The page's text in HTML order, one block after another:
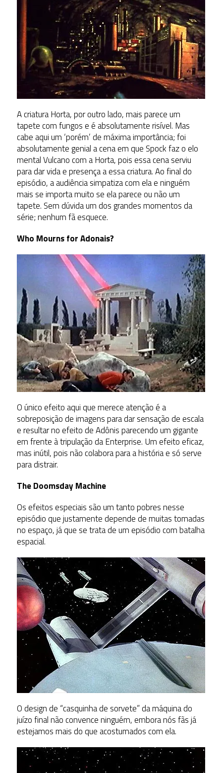
A criatura Horta, por outro lado, mais parece um
tapete com fungos e é absolutamente risível. Mas
cabe aqui um ‘porém’ de máxima importância; foi
absolutamente genial a cena em que Spock faz o elo
mental Vulcano com a Horta, pois essa cena serviu
para dar vida e presença a essa criatura. Ao final do
episódio, a audiência simpatiza com ela e ninguém
mais se importa muito se ela parece ou não um
tapete. Sem dúvida um dos grandes momentos da
série; nenhum fã esquece.
Who Mourns for Adonais?
O único efeito aqui que merece atenção é a
sobreposição de imagens para dar sensação de escala
e resultar no efeito de Adônis parecendo um gigante
em frente à tripulação da Enterprise. Um efeito eficaz,
mas inútil, pois não colabora para a história e só serve
para distrair.
The Doomsday Machine
Os efeitos especiais são um tanto pobres nesse
episódio que justamente depende de muitas tomadas
no espaço, já que se trata de um episódio com batalha
espacial.
O design de “casquinha de sorvete” da máquina do
juízo final não convence ninguém, embora nós fãs já
estejamos mais do que acostumados com ela.